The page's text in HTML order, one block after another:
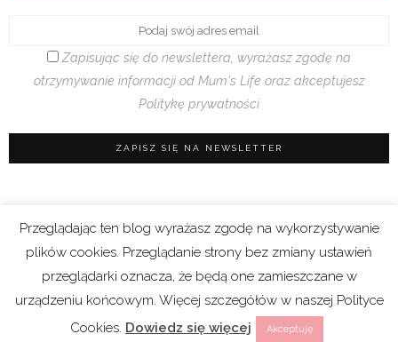
Zapisując się do newslettera, wyrażasz zgodę na
otrzymywanie informacji od Mum's Life oraz akceptujesz
Politykę prywatności
Regulamin sklepu |Polityka prywatności (RODO)
|Cookies
Copyright 2021 © Mum’s Life. We współpracy z
Przeglądając ten blog wyrażasz zgodę na wykorzystywanie
plików cookies. Przeglądanie strony bez zmiany ustawień
przeglądarki oznacza, że będą one zamieszczane w
urządzeniu końcowym. Więcej szczegółów w naszej Polityce
Cookies. Dowiedz się więcej Akceptuję